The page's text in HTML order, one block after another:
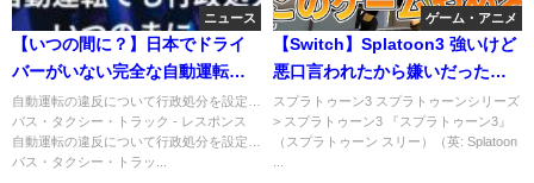
ニュース
【いつの間に？】日本でドライ
バーがいない完全な自動運転が
解禁。違反者（車？）には行政
処分。２０２４年ドライバー不
足問題は解決！
自動運転の違反について行政処分を設定…
バス・タクシー・トラック - レスポンス
自動運転の違反について行政処分を設定…
バス・タクシー・トラッ...
ゲーム・アニメ
【Switch】Splatoon3 強いけど
悪口言われたから嫌いだったけ
ど味方でナイス連打
スプラトゥーン3 スプラトゥーンシリーズ
> スプラトゥーン3 『スプラトゥーン3』
（スプラトゥーン スリー）（英: Splatoon